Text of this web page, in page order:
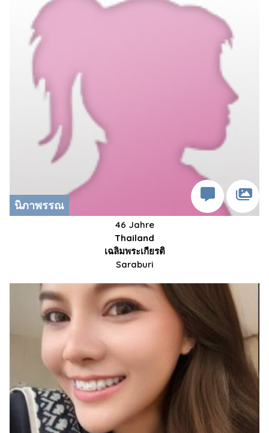
นิภาพรรณ
46 Jahre
Thailand
เฉลิมพระเกียรติ​
Saraburi